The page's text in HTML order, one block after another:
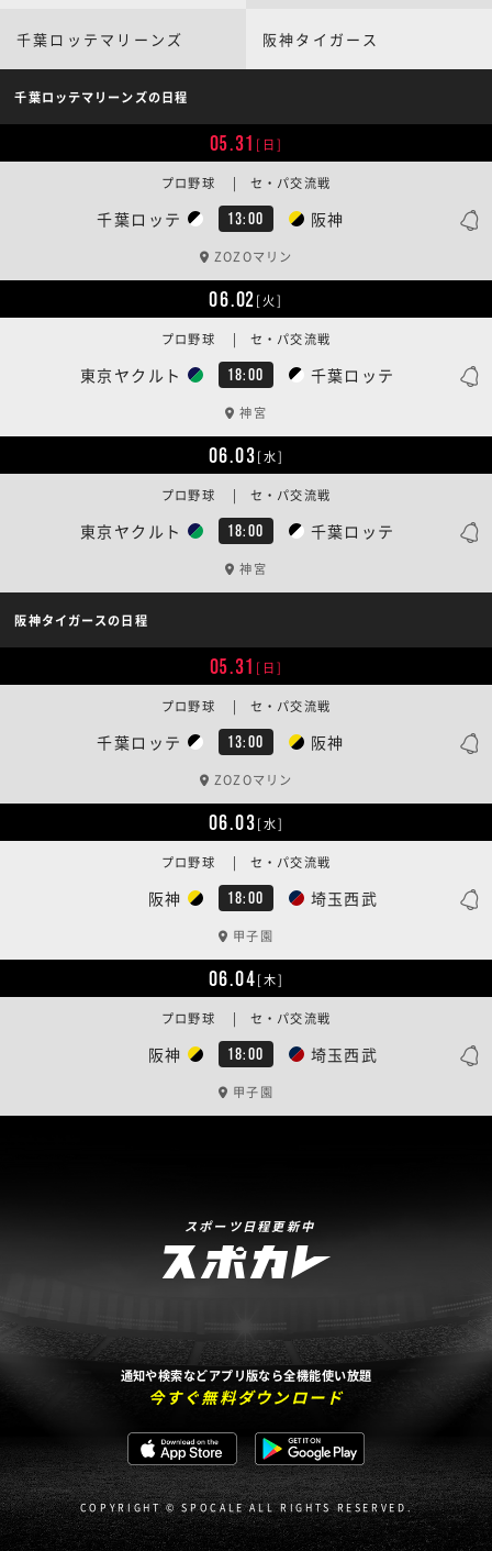
千葉ロッテマリーンズ 阪神タイガース
千葉ロッテマリーンズの日程
05.31 [日]
千葉ロッテ 13:00 阪神
プロ野球 | セ・パ交流戦
ZOZOマリン
06.02[火]
東京ヤクルト 18:00 千葉ロッテ
プロ野球 | セ・パ交流戦
神宮
06.03[水]
東京ヤクルト 18:00 千葉ロッテ
プロ野球 | セ・パ交流戦
神宮
阪神タイガースの日程
05.31 [日]
千葉ロッテ 13:00 阪神
プロ野球 | セ・パ交流戦
ZOZOマリン
06.03[水]
阪神 18:00 埼玉西武
プロ野球 | セ・パ交流戦
甲子園
06.04[木]
阪神 18:00 埼玉西武
プロ野球 | セ・パ交流戦
甲子園
スポーツ日程更新中
通知や検索などアプリ版なら全機能使い放題
今すぐ無料ダウンロード
COPYRIGHT © SPOCALE ALL RIGHTS RESERVED.